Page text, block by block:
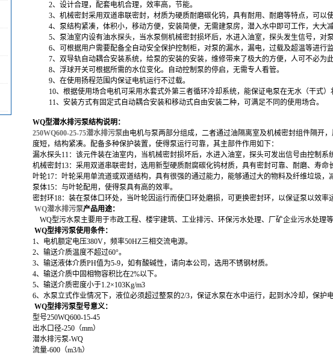
2、 设计合理，配套电机合理，效率高，节能。
3、 机械密封采用双道串联密封，材质为硬质耐磨碳化钨，具有耐用、耐磨等特点，可以
4、 泵结构紧凑，体积小，移动方便，安装简便，无需建泵房，潜入水中即可工作，大大减
5、 泵油室内设有油水探头，当水泵侧机械密封损坏后，水进入油室，探头发生信号，对泵
6、 可根据用户需要配备全自动安全保护控制柜，对泵的漏水，漏电，过载及超温等进行
7、 双导轨自动耦合安装系统，给泵的安装的安装，维修带来了极大的方便，人可不必为此
8、 浮球开关可根据所需的水位变化。自动控制泵的停启，无需专人看管。
9、 在使用扬程范围内保证电机运行不过载。
10、 根据使用场合电机可采用水套式外第三者循环冷却系统，能保证电泵在无水（干式）
11、 安装方式有固定式自动耦合安装和移动式自由安装二种，可满足不同的使用场合。
WQ型潜水排污泵结构说明 ：
250WQ600-25-75潜水排污泵由电机与泵两部分组成，二者通过油隔离室及机械密封组件隔开
度短，结构紧凑。配备多种保护装置，使得泵运行可靠，其主部件作用如下：
漏水探头11：该元件装在油室内，当机械密封损坏后，水进入油室，探头可发出信号由控制系
机械密封13：采用双道串联密封，选用新型硬质耐腐碳化钨材质，具有密封可靠、耐磨、寿命
叶轮17：叶轮采用单流道或双道结构，具有很强的通过能力，能够通过大的物料及纤维垃圾，
泵体15：与叶轮配用，使得泵具有高的效率。
密封环18：装在泵体口环处，当叶轮因运行而使口环处磨损，可更换密封环，以保证泵以效率
WQ潜水排污泵产品用途：
WQ型污水泵主要用于市政工程、楼宇建筑、工业排污、环保污水处理、厂矿企业污水处理
WQ型排污泵使用条件：
1、电机额定电压380V，频率50HZ三相交流电源。
2、输送介质温度不超过60°。
3、输送液体介质PH值为5-9，如有酸碱性，请向本公司，选用不锈钢材质。
4、输送介质中固相物容积比在2%以下。
5、输送介质密度小于1.2×103Kg/m3
6、水泵立式作业情况下，液位必须超过整泵的2/3，保证水泵在水中运行，起到水冷却，保护电
WQ型排污泵型号意义：
型号250WQ600-15-45
出水口径-250 （mm）
潜水排污泵-WQ
流量-600 （m3/h）